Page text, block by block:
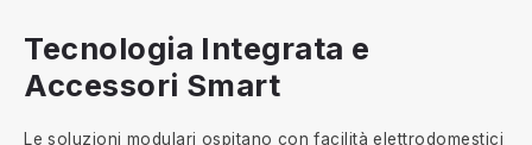
Tecnologia Integrata e
Accessori Smart
Le soluzioni modulari ospitano con facilità elettrodomestici